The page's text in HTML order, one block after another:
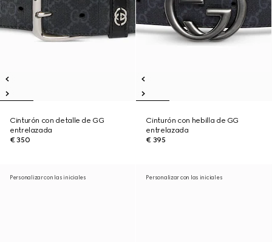
Cinturón con detalle de GG
entrelazada
€ 350
Cinturón con hebilla de GG
entrelazada
€ 395
Personalizar con las iniciales Personalizar con las iniciales